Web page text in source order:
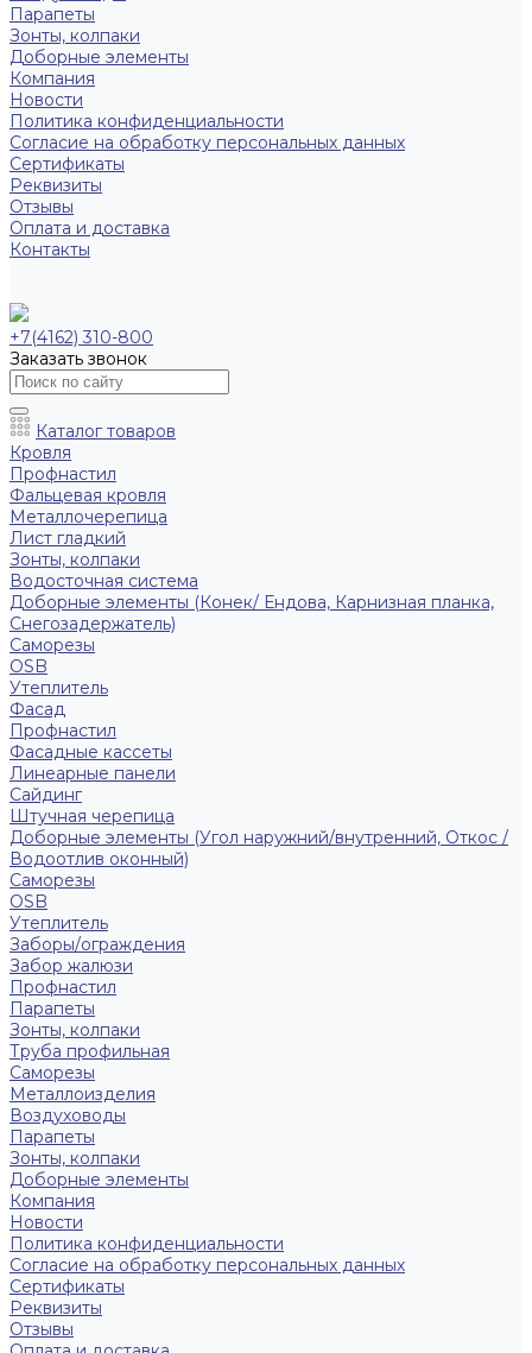
Парапеты
Зонты, колпаки
Доборные элементы
Компания
Новости
Политика конфиденциальности
Согласие на обработку персональных данных
Сертификаты
Реквизиты
Отзывы
Оплата и доставка
Контакты
+7(4162) 310-800
Заказать звонок
Каталог товаров
Кровля
Профнастил
Фальцевая кровля
Металлочерепица
Лист гладкий
Зонты, колпаки
Водосточная система
Доборные элементы (Конек/ Ендова, Карнизная планка,
Снегозадержатель)
Саморезы
ОSB
Утеплитель
Фасад
Профнастил
Фасадные кассеты
Линеарные панели
Сайдинг
Штучная черепица
Доборные элементы (Угол наружний/внутренний, Откос /
Водоотлив оконный)
Саморезы
OSB
Утеплитель
Заборы/ограждения
Забор жалюзи
Профнастил
Парапеты
Зонты, колпаки
Труба профильная
Саморезы
Металлоизделия
Воздуховоды
Парапеты
Зонты, колпаки
Доборные элементы
Компания
Новости
Политика конфиденциальности
Согласие на обработку персональных данных
Сертификаты
Реквизиты
Отзывы